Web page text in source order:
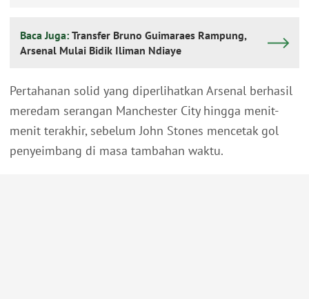
Baca Juga: Transfer Bruno Guimaraes Rampung,
Arsenal Mulai Bidik Iliman Ndiaye
Pertahanan solid yang diperlihatkan Arsenal berhasil
meredam serangan Manchester City hingga menit-
menit terakhir, sebelum John Stones mencetak gol
penyeimbang di masa tambahan waktu.